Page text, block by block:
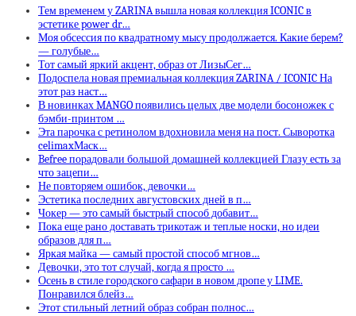
Тем временем у ZARINA вышла новая коллекция ICONIC в
эстетике power dr…
Моя обсессия по квадратному мысу продолжается. Какие берем?
— голубые…
Тот самый яркий акцент, образ от ЛизыСег…
Подоспела новая премиальная коллекция ZARINA / ICONIC На
этот раз наст…
В новинках MANGO появились целых две модели босоножек с
бэмби-принтом …
Эта парочка с ретинолом вдохновила меня на пост. Сыворотка
celimaxМаск…
Befree порадовали большой домашней коллекцией Глазу есть за
что зацепи…
Не повторяем ошибок, девочки…
Эстетика последних августовских дней в п…
Чокер — это самый быстрый способ добавит…
Пока еще рано доставать трикотаж и теплые носки, но идеи
образов для п…
Яркая майка — самый простой способ мгнов…
Девочки, это тот случай, когда я просто …
Осень в стиле городского сафари в новом дропе у LIME.
Понравился блейз…
Этот стильный летний образ собран полнос…